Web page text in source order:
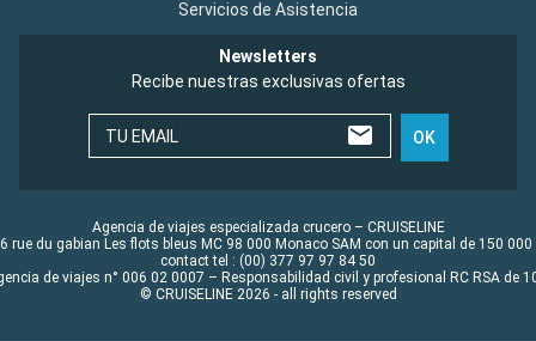
Servicios de Asistencia
Newsletters
Recibe nuestras exclusivas ofertas
TU EMAIL OK
Agencia de viajes especializada crucero – CRUISELINE
rue du gabian Les flots bleus MC 98 000 Monaco SAM con un capital de 150 000
contact tel : (00) 377 97 97 84 50
de viajes n° 006 02 0007 – Responsabilidad civil y profesional RC RSA de
© CRUISELINE 2026 - all rights reserved